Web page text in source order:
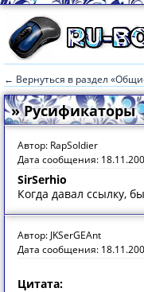
← Вернуться в раздел
» Русификаторы
Автор: RapSoldier
Дата сообщения:
SirSerhio
Когда давал ссылку,
Автор: JKSerGEAnt
Дата сообщения:
Цитата: